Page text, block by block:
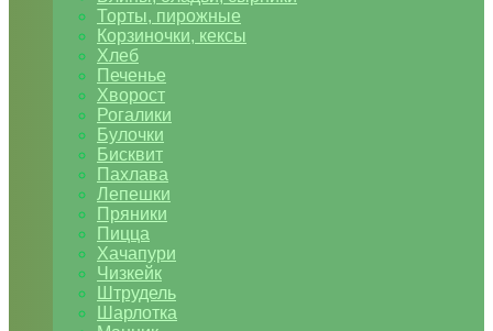
Торты, пирожные
Корзиночки, кексы
Хлеб
Печенье
Хворост
Рогалики
Булочки
Бисквит
Пахлава
Лепешки
Пряники
Пицца
Хачапури
Чизкейк
Штрудель
Шарлотка